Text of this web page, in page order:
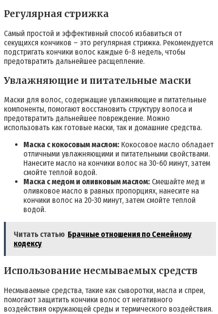
Регулярная стрижка
Самый простой и эффективный способ избавиться от
секущихся кончиков – это регулярная стрижка. Рекомендуется
подстригать кончики волос каждые 6-8 недель, чтобы
предотвратить дальнейшее расщепление.
Увлажняющие и питательные маски
Маски для волос, содержащие увлажняющие и питательные
компоненты, помогают восстановить структуру волоса и
предотвратить дальнейшее повреждение. Можно
использовать как готовые маски, так и домашние средства.
Маска с кокосовым маслом: Кокосовое масло обладает
отличными увлажняющими и питательными свойствами.
Нанесите масло на кончики волос на 30-60 минут, затем
смойте теплой водой.
Маска с медом и оливковым маслом: Смешайте мед и
оливковое масло в равных пропорциях, нанесите на
кончики волос на 20-30 минут, затем смойте теплой
водой.
Читать статью Брачные отношения по Семейному
кодексу
Использование несмываемых средств
Несмываемые средства, такие как сыворотки, масла и спреи,
помогают защитить кончики волос от негативного
воздействия окружающей среды и термического воздействия.